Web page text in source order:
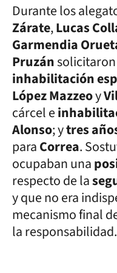
Durante los
Zárate,Lucas
Garmendia
Pruzánsolicitaron
inhabilitación
López Mazzeoy
cárcel e
Alonso; ytres
paraCorrea.
ocupaban una
respecto de la
y que no era
mecanismo final
la responsabilidad.